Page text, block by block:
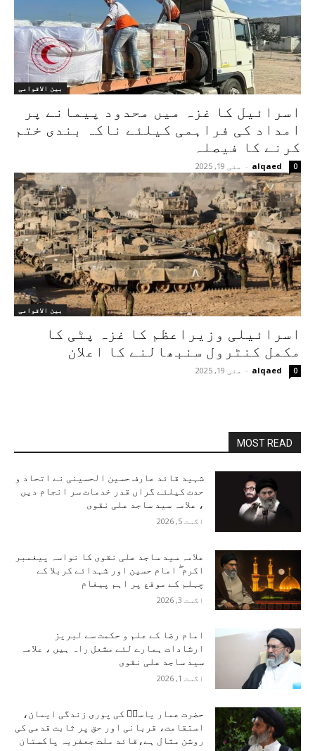
بین الاقوامی
اسرائیل کا غزہ میں محدود پیمانے پر
امداد کی فراہمی کیلئے ناکہ بندی ختم
کرنے کا فیصلہ
alqaed
- مئی 19, 2025 0
بین الاقوامی
اسرائیلی وزیراعظم کا غزہ پٹی کا
مکمل کنٹرول سنبھالنے کا اعلان
alqaed
- مئی 19, 2025 0
MOST READ
شہید قائد عارف حسین الحسینی نے اتحاد و
حدت کیلئے گراں قدر خدمات سر انجام دیں
، علامہ سید ساجد علی نقوی
اگست 5, 2026
علامہ سید ساجد علی نقوی کا نواسہ پیغمبر
اکرم ۖ امام حسین اور شہدائے کربلا کے
چہلم کے موقع پر اہم پیغام
اگست 3, 2026
امام رضا کے علم و حکمت سے لبریز
ارشادات ہمارے لئے مشعل راہ ہیں ، علامہ
سید ساجد علی نقوی
اگست 1, 2026
حضرت عمار یاسرؑ کی پوری زندگی ایمان،
استقامت، قربانی اور حق پر ثابت قدمی کی
روشن مثال ہے،قائد ملت جعفریہ پاکستان